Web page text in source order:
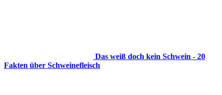
Das weiß doch kein Schwein - 20
Fakten über Schweinefleisch